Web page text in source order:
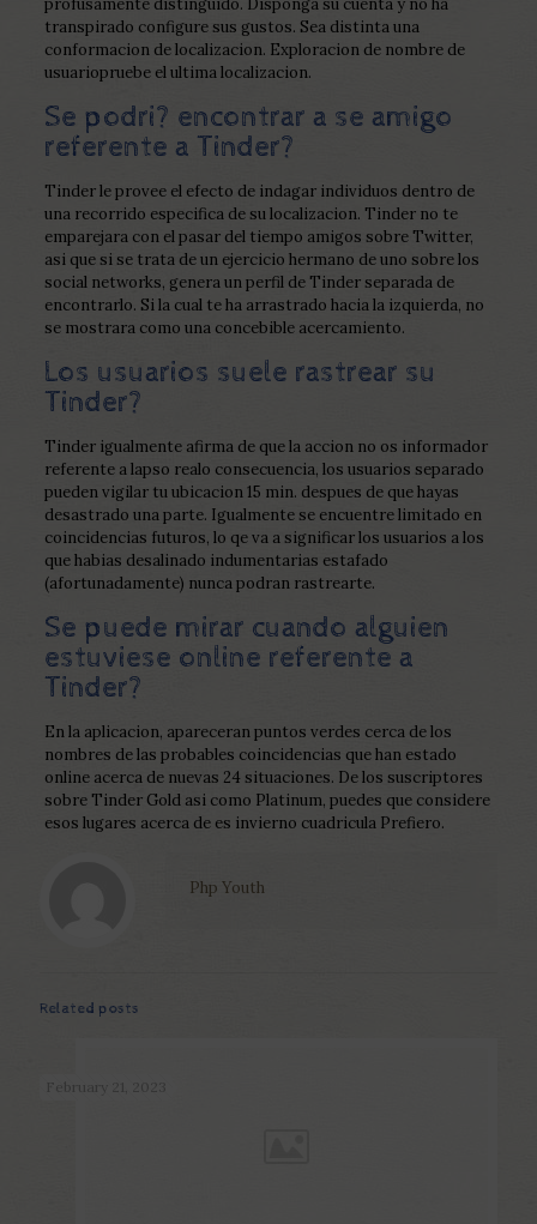
profusamente distinguido. Disponga su cuenta y no ha
transpirado configure sus gustos. Sea distinta una
conformacion de localizacion. Exploracion de nombre de
usuariopruebe el ultima localizacion.
Se podri? encontrar a se amigo
referente a Tinder?
Tinder le provee el efecto de indagar individuos dentro de
una recorrido especifica de su localizacion. Tinder no te
emparejara con el pasar del tiempo amigos sobre Twitter,
asi que si se trata de un ejercicio hermano de uno sobre los
social networks, genera un perfil de Tinder separada de
encontrarlo. Si la cual te ha arrastrado hacia la izquierda, no
se mostrara como una concebible acercamiento.
Los usuarios suele rastrear su
Tinder?
Tinder igualmente afirma de que la accion no os informador
referente a lapso realo consecuencia, los usuarios separado
pueden vigilar tu ubicacion 15 min. despues de que hayas
desastrado una parte. Igualmente se encuentre limitado en
coincidencias futuros, lo qe va a significar los usuarios a los
que habias desalinado indumentarias estafado
(afortunadamente) nunca podran rastrearte.
Se puede mirar cuando alguien
estuviese online referente a
Tinder?
En la aplicacion, apareceran puntos verdes cerca de los
nombres de las probables coincidencias que han estado
online acerca de nuevas 24 situaciones. De los suscriptores
sobre Tinder Gold asi­ como Platinum, puedes que considere
esos lugares acerca de es invierno cuadricula Prefiero.
Php Youth
Related posts
February 21, 2023